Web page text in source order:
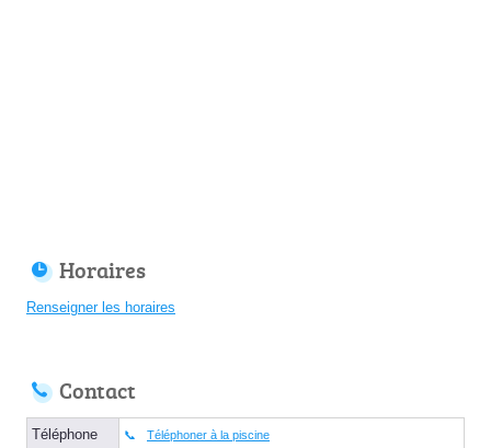
Horaires
Renseigner les horaires
Contact
Téléphone Téléphoner à la piscine